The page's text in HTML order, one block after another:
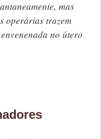
mas
operárias trazem
no útero